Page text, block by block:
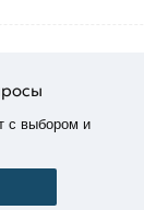
с выбором и